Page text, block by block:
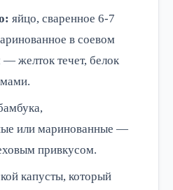
яйцо, сваренное 6-7
в соевом
желток течет, белок
или маринованные —
привкусом.
капусты, который